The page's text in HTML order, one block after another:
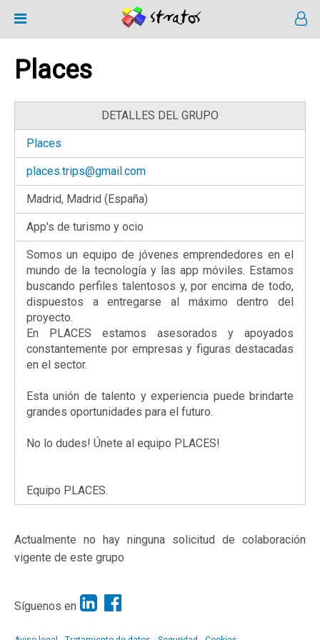
Places
DETALLES DEL GRUPO
Places
places.trips@gmail.com
Madrid, Madrid (España)
App's de turismo y ocio
Somos un equipo de jóvenes emprendedores en el
mundo de la tecnología y las app móviles. Estamos
buscando perfiles talentosos y, por encima de todo,
dispuestos a entregarse al máximo dentro del
proyecto.
En PLACES estamos asesorados y apoyados
constantemente por empresas y figuras destacadas
en el sector.
Esta unión de talento y experiencia puede brindarte
grandes oportunidades para el futuro.
No lo dudes! Únete al equipo PLACES!
Equipo PLACES.
Actualmente no hay ninguna solicitud de colaboración
vigente de este grupo
Síguenos en